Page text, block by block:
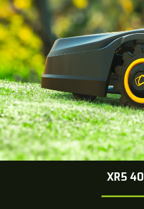
XR5